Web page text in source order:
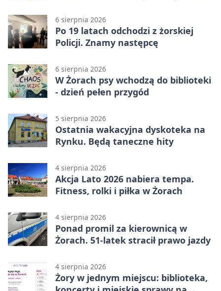
6 sierpnia 2026
Po 19 latach odchodzi z żorskiej
Policji. Znamy następcę
6 sierpnia 2026
W Żorach psy wchodzą do biblioteki
- dzień pełen przygód
5 sierpnia 2026
Ostatnia wakacyjna dyskoteka na
Rynku. Będą taneczne hity
4 sierpnia 2026
Akcja Lato 2026 nabiera tempa.
Fitness, rolki i piłka w Żorach
4 sierpnia 2026
Ponad promil za kierownicą w
Żorach. 51-latek stracił prawo jazdy
4 sierpnia 2026
Żory w jednym miejscu: biblioteka,